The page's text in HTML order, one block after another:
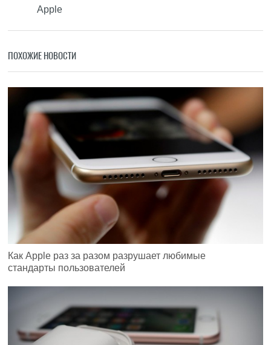
Apple
ПОХОЖИЕ НОВОСТИ
Как Apple раз за разом разрушает любимые
стандарты пользователей